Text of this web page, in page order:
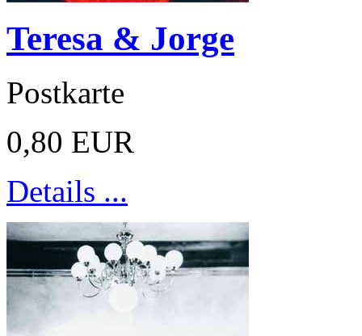
Teresa & Jorge
Postkarte
0,80 EUR
Details ...